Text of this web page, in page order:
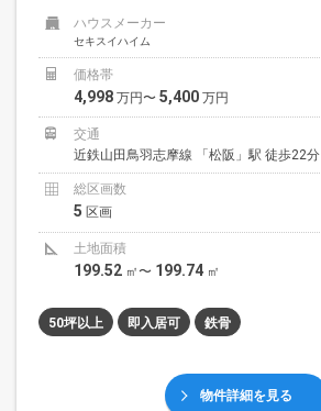
ハウスメーカー
セキスイハイム
価格帯
4,998 万円〜 5,400 万円
交通
近鉄山田鳥羽志摩線 「松阪」駅 徒歩22分
総区画数
5 区画
土地面積
199.52 ㎡〜 199.74 ㎡
50坪以上 即入居可 鉄骨
物件詳細を見る